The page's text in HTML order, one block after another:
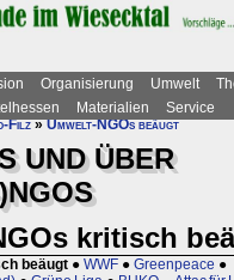
Organisierung Umwelt
Materialien
Service
Filz»Umwelt-NGOs beäugt
UND ÜBER
kritisch
beäugt ● WWF ● Greenpeace ●